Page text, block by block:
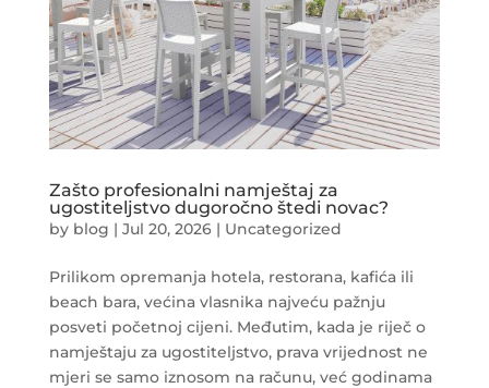
Zašto profesionalni namještaj za
ugostiteljstvo dugoročno štedi novac?
by blog | Jul 20, 2026| Uncategorized
Prilikom opremanja hotela, restorana, kafića ili
beach bara, većina vlasnika najveću pažnju
posveti početnoj cijeni. Međutim, kada je riječ o
namještaju za ugostiteljstvo, prava vrijednost ne
mjeri se samo iznosom na računu, već godinama